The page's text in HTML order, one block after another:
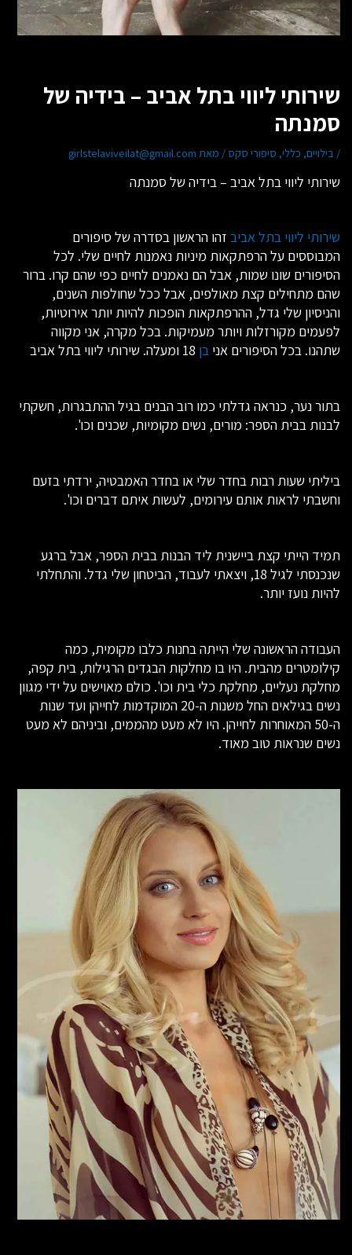
שירותי ליווי בתל אביב – בידיה של
סמנתה
/ בילויים, כללי, סיפורי סקס / מאת girlstelaviveilat@gmail.com
שירותי ליווי בתל אביב – בידיה של סמנתה
שירותי ליווי בתל אביבזהו הראשון בסדרה של סיפורים
המבוססים על הרפתקאות מיניות נאמנות לחיים שלי. לכל
הסיפורים שונו שמות, אבל הם נאמנים לחיים כפי שהם קרו. ברור
שהם מתחילים קצת מאולפים, אבל ככל שחולפות השנים,
והניסיון שלי גדל, ההרפתקאות הופכות להיות יותר אירוטיות,
לפעמים מקורזלות ויותר מעמיקות. בכל מקרה, אני מקווה
שתהנו. בכל הסיפורים אני בן
בתור נער, כנראה גדלתי כמו רוב הבנים בגיל ההתבגרות, חשקתי
לבנות בבית הספר: מורים, נשים מקומיות, שכנים וכו'.
ביליתי שעות רבות בחדר שלי או בחדר האמבטיה, ירדתי בזעם
וחשבתי לראות אותם עירומים, לעשות איתם דברים וכו'.
תמיד הייתי קצת ביישנית ליד הבנות בבית הספר, אבל ברגע
שנכנסתי לגיל 18, ויצאתי לעבוד, הביטחון שלי גדל. והתחלתי
להיות נועז יותר.
העבודה הראשונה שלי הייתה בחנות כלבו מקומית, כמה
קילומטרים מהבית. היו בו מחלקות הבגדים הרגילות, בית קפה,
מחלקת נעליים, מחלקת כלי בית וכו'. כולם מאוישים על ידי מגוון
נשים בגילאים החל משנות ה-20 המוקדמות לחייהן ועד שנות
ה-50 המאוחרות לחייהן. היו לא מעט מהממים, וביניהם לא מעט
נשים שנראות טוב מאוד.